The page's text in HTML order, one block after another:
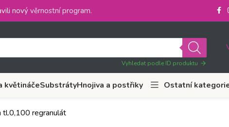
nový věrnostní program.
Vyhledat podle ID produktu
květináčeSubstrátyHnojiva a postřiky Ostatní
tl.0,100 regranulát